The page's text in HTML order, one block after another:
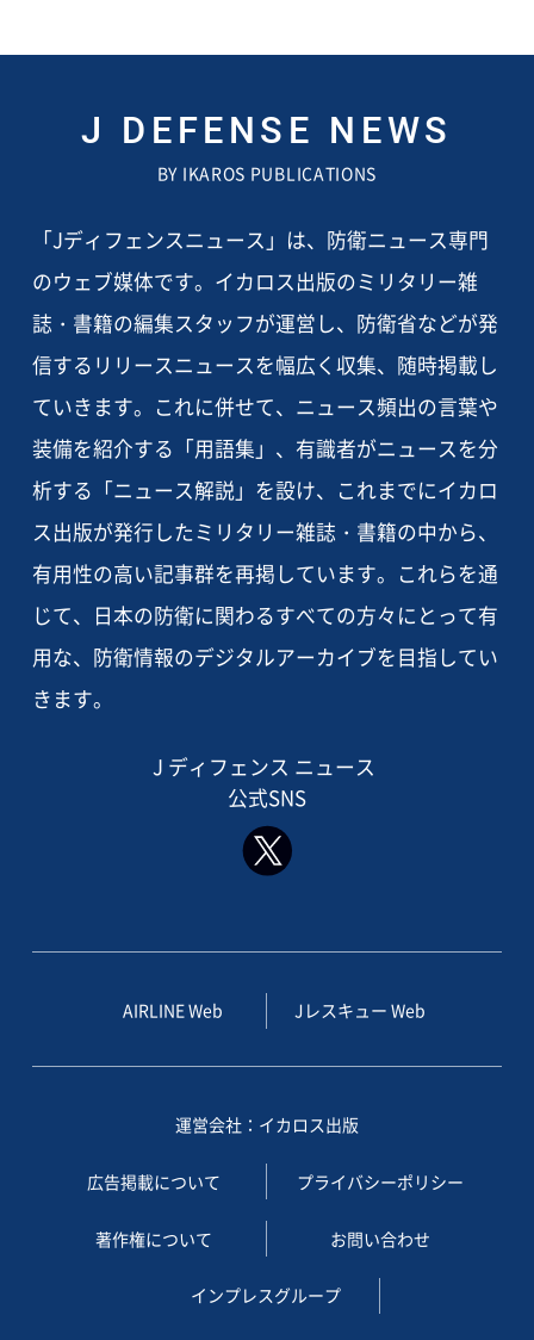
J DEFENSE NEWS
BY IKAROS PUBLICATIONS
「Jディフェンスニュース」は、防衛ニュース専門
のウェブ媒体です。イカロス出版のミリタリー雑
誌・書籍の編集スタッフが運営し、防衛省などが発
信するリリースニュースを幅広く収集、随時掲載し
ていきます。これに併せて、ニュース頻出の言葉や
装備を紹介する「用語集」、有識者がニュースを分
析する「ニュース解説」を設け、これまでにイカロ
ス出版が発行したミリタリー雑誌・書籍の中から、
有用性の高い記事群を再掲しています。これらを通
じて、日本の防衛に関わるすべての方々にとって有
用な、防衛情報のデジタルアーカイブを目指してい
きます。
J ディフェンス ニュース
公式SNS
AIRLINE Web Jレスキュー Web
運営会社：イカロス出版
広告掲載について プライバシーポリシー
著作権について お問い合わせ
インプレスグループ